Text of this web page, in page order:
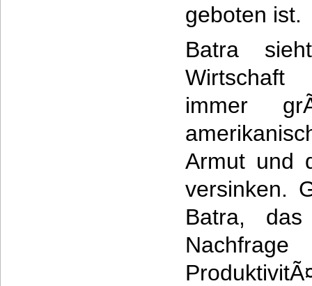
geboten ist.
Batra
Wirtschaft
immer
Armut und
versinken.
Batra,